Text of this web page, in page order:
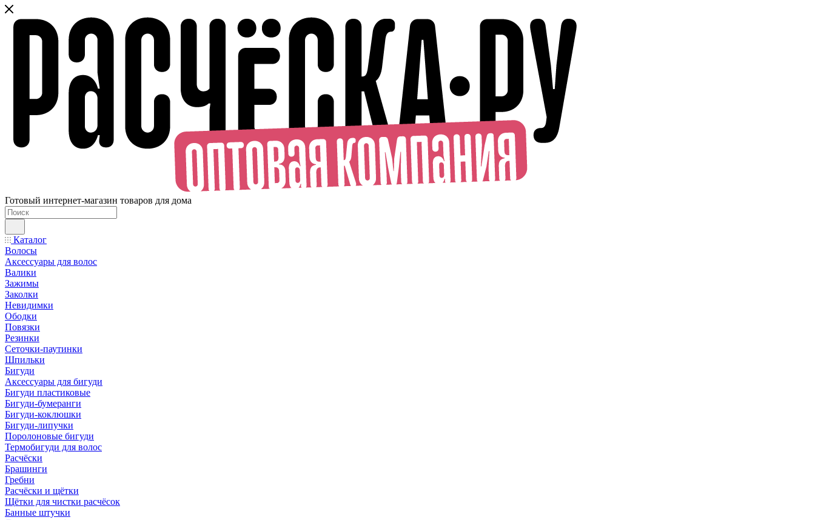
Готовый интернет-магазин товаров для дома
Каталог
Волосы
Аксессуары для волос
Валики
Зажимы
Заколки
Невидимки
Ободки
Повязки
Резинки
Сеточки-паутинки
Шпильки
Бигуди
Аксессуары для бигуди
Бигуди пластиковые
Бигуди-бумеранги
Бигуди-коклюшки
Бигуди-липучки
Поролоновые бигуди
Термобигуди для волос
Расчёски
Брашинги
Гребни
Расчёски и щётки
Щётки для чистки расчёсок
Банные штучки